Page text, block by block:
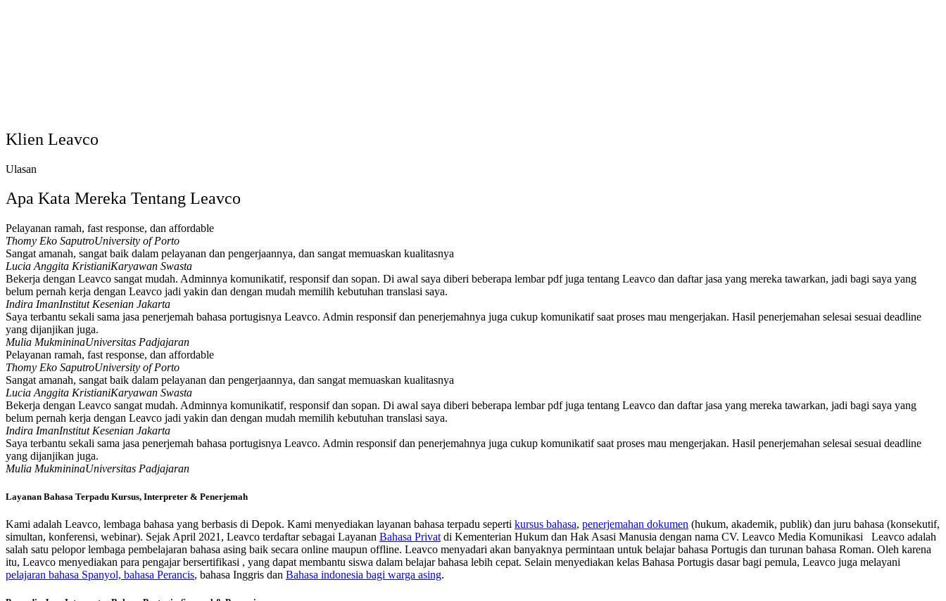
Klien Leavco
Ulasan
Apa Kata Mereka Tentang Leavco
Pelayanan ramah, fast response, dan affordable
Thomy Eko SaputroUniversity of Porto
Sangat amanah, sangat baik dalam pelayanan dan pengerjaannya, dan sangat memuaskan kualitasnya
Lucia Anggita KristianiKaryawan Swasta
Bekerja dengan Leavco sangat mudah. Adminnya komunikatif, responsif dan sopan. Di awal saya diberi beberapa lembar pdf juga tentang Leavco dan daftar jasa yang mereka tawarkan, jadi bagi saya yang
belum pernah kerja dengan Leavco jadi yakin dan dengan mudah memilih kebutuhan translasi saya.
Indira ImanInstitut Kesenian Jakarta
Saya terbantu sekali sama jasa penerjemah bahasa portugisnya Leavco. Admin responsif dan penerjemahnya juga cukup komunikatif saat proses mau mengerjakan. Hasil penerjemahan selesai sesuai deadline
yang dijanjikan juga.
Mulia MukmininaUniversitas Padjajaran
Pelayanan ramah, fast response, dan affordable
Thomy Eko SaputroUniversity of Porto
Sangat amanah, sangat baik dalam pelayanan dan pengerjaannya, dan sangat memuaskan kualitasnya
Lucia Anggita KristianiKaryawan Swasta
Bekerja dengan Leavco sangat mudah. Adminnya komunikatif, responsif dan sopan. Di awal saya diberi beberapa lembar pdf juga tentang Leavco dan daftar jasa yang mereka tawarkan, jadi bagi saya yang
belum pernah kerja dengan Leavco jadi yakin dan dengan mudah memilih kebutuhan translasi saya.
Indira ImanInstitut Kesenian Jakarta
Saya terbantu sekali sama jasa penerjemah bahasa portugisnya Leavco. Admin responsif dan penerjemahnya juga cukup komunikatif saat proses mau mengerjakan. Hasil penerjemahan selesai sesuai deadline
yang dijanjikan juga.
Mulia MukmininaUniversitas Padjajaran
Layanan Bahasa Terpadu Kursus, Interpreter & Penerjemah
Kami adalah Leavco, lembaga bahasa yang berbasis di Depok. Kami menyediakan layanan bahasa terpadu seperti kursus bahasa, penerjemahan dokumen (hukum, akademik, publik) dan juru bahasa (konsekutif,
simultan, konferensi, webinar). Sejak April 2021, Leavco terdaftar sebagai Layanan Bahasa Privat di Kementerian Hukum dan Hak Asasi Manusia dengan nama CV. Leavco Media Komunikasi Leavco adalah
salah satu pelopor lembaga pembelajaran bahasa asing baik secara online maupun offline. Leavco menyadari akan banyaknya permintaan untuk belajar bahasa Portugis dan turunan bahasa Roman. Oleh karena
itu, Leavco menyediakan para pengajar bersertifikasi , yang dapat membantu siswa dalam belajar bahasa lebih cepat. Selain menyediakan kelas Bahasa Portugis dasar bagi pemula, Leavco juga melayani
pelajaran bahasa Spanyol, bahasa Perancis, bahasa Inggris dan Bahasa indonesia bagi warga asing.